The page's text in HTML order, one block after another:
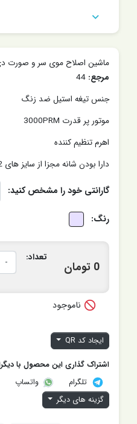

ماشین اصلاح موی سر و صورت دی
مرجع:
جنس تیغه استیل ضد زنگ
موتور پر قدرت 3000PRM
اهرم تنظیم کننده
دارا بودن شانه مجزا از سایز های 3،6،9،12
گارانتی خود را مشخص کنید:
رنگ:
0 تومان
تعداد: -
 ناموجود
ایجاد کد QR
اشتراک گذاری این محصول با
تلگرام
واتساپ
گزینه های دیگر